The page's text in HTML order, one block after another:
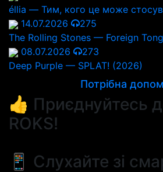
éllia — Тим, кого це може
14.07.2026
275
The Rolling Stones — Foreign
08.07.2026
273
Deep Purple — SPLAT! (2026)
Потрібна
👍 Приєднуйтесь
ROKS!
📱 Слухайте зі